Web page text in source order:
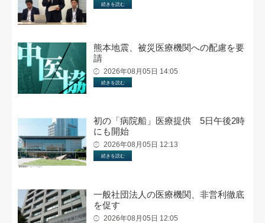
続きを読む
熊本地震、被災医療機関への配慮を要
請
2026年08月05日 14:05
続きを読む
初の「病院船」医療提供 5日午後2時
にも開始
2026年08月05日 12:13
続きを読む
一般社団法人の医療機関、非営利徹底
を促す
2026年08月05日 12:05